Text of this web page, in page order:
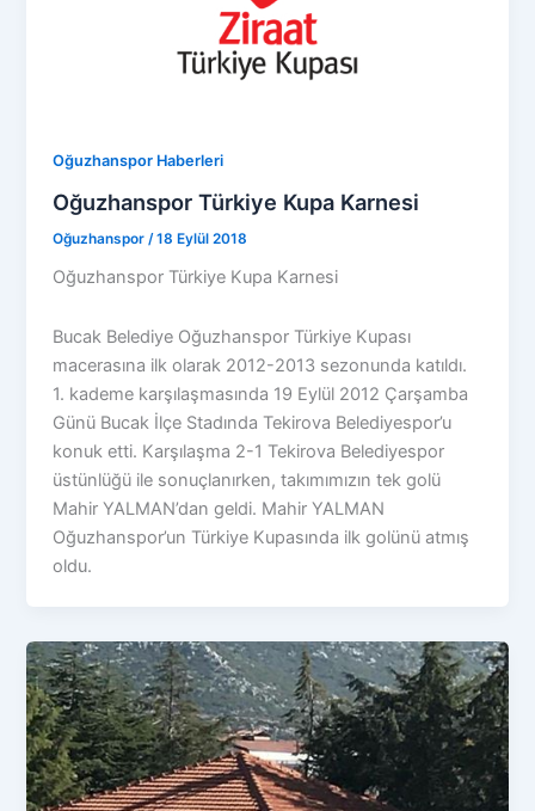
Oğuzhanspor Haberleri
Oğuzhanspor Türkiye Kupa Karnesi
Oğuzhanspor /18 Eylül 2018
Oğuzhanspor Türkiye Kupa Karnesi
Bucak Belediye Oğuzhanspor Türkiye Kupası
macerasına ilk olarak 2012-2013 sezonunda katıldı.
1. kademe karşılaşmasında 19 Eylül 2012 Çarşamba
Günü Bucak İlçe Stadında Tekirova Belediyespor’u
konuk etti. Karşılaşma 2-1 Tekirova Belediyespor
üstünlüğü ile sonuçlanırken, takımımızın tek golü
Mahir YALMAN’dan geldi. Mahir YALMAN
Oğuzhanspor’un Türkiye Kupasında ilk golünü atmış
oldu.